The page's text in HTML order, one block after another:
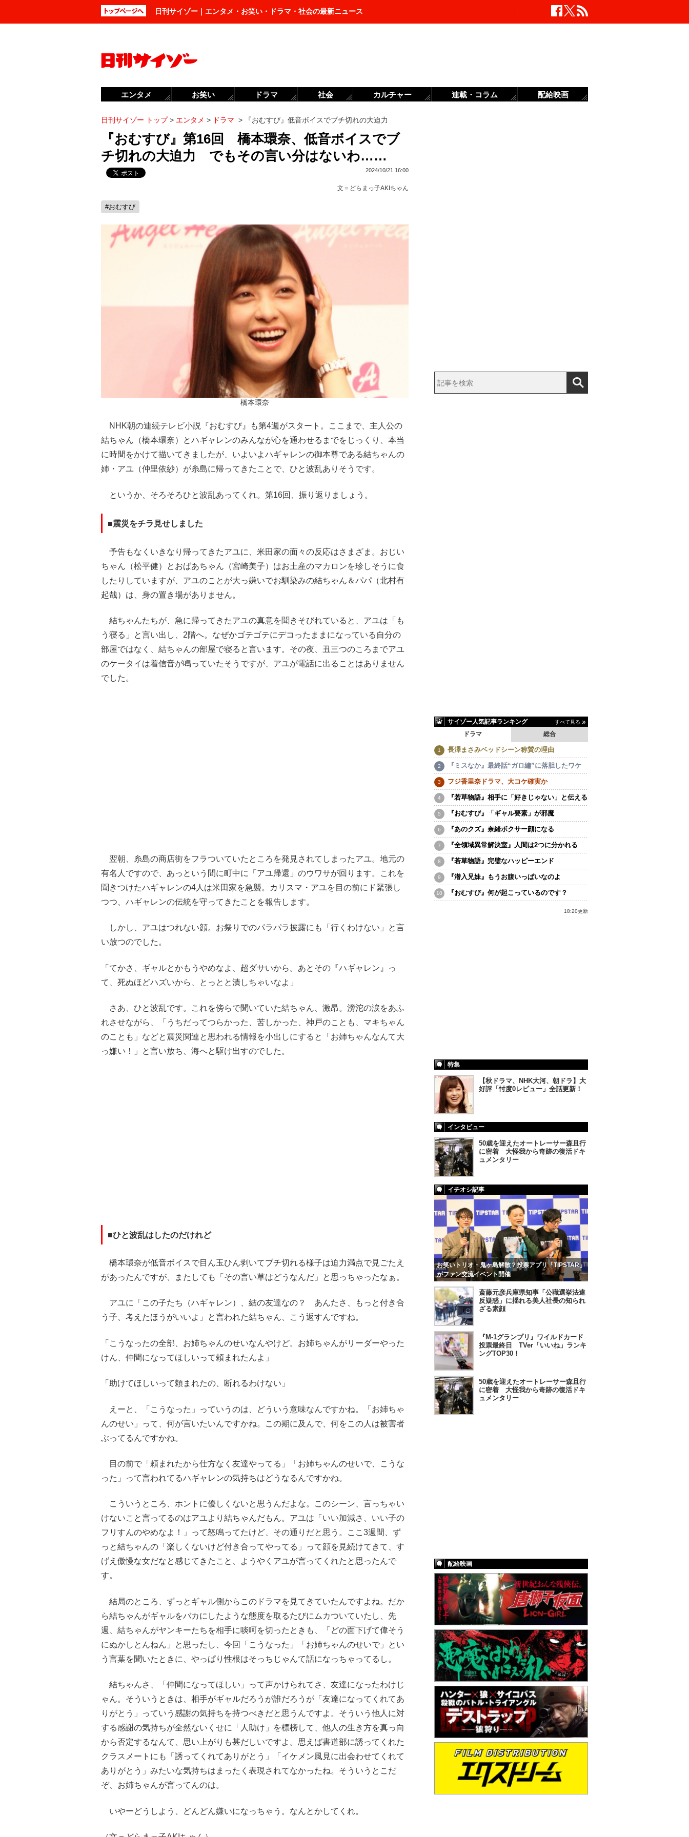
日刊サイゾー｜エンタメ・お笑い・ドラマ・社会の最新ニュース
日刊サイゾー トップ> エンタメ > ドラマ > 『おむすび』低音ボイスでブチ切れの大迫力
『おむすび』第16回 橋本環奈、低音ボイスでブ
チ切れの大迫力 でもその言い分はないわ……
2024/10/21 16:00
文＝ どらまっ子AKIちゃん
#おむすび
橋本環奈
NHK朝の連続テレビ小説『おむすび』も第4週がスタート。ここまで、主人公の
結ちゃん（橋本環奈）とハギャレンのみんなが心を通わせるまでをじっくり、本当
に時間をかけて描いてきましたが、いよいよハギャレンの御本尊である結ちゃんの
姉・アユ（仲里依紗）が糸島に帰ってきたことで、ひと波乱ありそうです。
というか、そろそろひと波乱あってくれ。第16回、振り返りましょう。
■震災をチラ見せしました
予告もなくいきなり帰ってきたアユに、米田家の面々の反応はさまざま。おじい
ちゃん（松平健）とおばあちゃん（宮崎美子）はお土産のマカロンを珍しそうに食
したりしていますが、アユのことが大っ嫌いでお馴染みの結ちゃん＆パパ（北村有
起哉）は、身の置き場がありません。
結ちゃんたちが、急に帰ってきたアユの真意を聞きそびれていると、アユは「も
う寝る」と言い出し、2階へ。なぜかゴテゴテにデコったままになっている自分の
部屋ではなく、結ちゃんの部屋で寝ると言います。その夜、丑三つのころまでアユ
のケータイは着信音が鳴っていたそうですが、アユが電話に出ることはありません
でした。
翌朝、糸島の商店街をフラついていたところを発見されてしまったアユ。地元の
有名人ですので、あっという間に町中に「アユ帰還」のウワサが回ります。これを
聞きつけたハギャレンの4人は米田家を急襲。カリスマ・アユを目の前にド緊張し
つつ、ハギャレンの伝統を守ってきたことを報告します。
しかし、アユはつれない顔。お祭りでのパラパラ披露にも「行くわけない」と言
い放つのでした。
「てかさ、ギャルとかもうやめなよ、超ダサいから。あとその『ハギャレン』っ
て、死ぬほどハズいから、とっとと潰しちゃいなよ」
さあ、ひと波乱です。これを傍らで聞いていた結ちゃん、激昂。滂沱の涙をあふ
れさせながら、「うちだってつらかった、苦しかった、神戸のことも、マキちゃん
のことも」などと震災関連と思われる情報を小出しにすると「お姉ちゃんなんて大
っ嫌い！」と言い放ち、海へと駆け出すのでした。
■ひと波乱はしたのだけれど
橋本環奈が低音ボイスで目ん玉ひん剥いてブチ切れる様子は迫力満点で見ごたえ
があったんですが、またしても「その言い草はどうなんだ」と思っちゃったなぁ。
アユに「この子たち（ハギャレン）、結の友達なの？ あんたさ、もっと付き合
う子、考えたほうがいいよ」と言われた結ちゃん、こう返すんですね。
「こうなったの全部、お姉ちゃんのせいなんやけど。お姉ちゃんがリーダーやった
けん、仲間になってほしいって頼まれたんよ」
「助けてほしいって頼まれたの、断れるわけない」
えーと、「こうなった」っていうのは、どういう意味なんですかね。「お姉ちゃ
んのせい」って、何が言いたいんですかね。この期に及んで、何をこの人は被害者
ぶってるんですかね。
目の前で「頼まれたから仕方なく友達やってる」「お姉ちゃんのせいで、こうな
った」って言われてるハギャレンの気持ちはどうなるんですかね。
こういうところ、ホントに優しくないと思うんだよな。このシーン、言っちゃい
けないこと言ってるのはアユより結ちゃんだもん。アユは「いい加減さ、いい子の
フリすんのやめなよ！」って怒鳴ってたけど、その通りだと思う。ここ3週間、ず
っと結ちゃんの「楽しくないけど付き合ってやってる」って顔を見続けてきて、す
げえ傲慢な女だなと感じてきたこと、ようやくアユが言ってくれたと思ったんで
す。
結局のところ、ずっとギャル側からこのドラマを見てきていたんですよね。だか
ら結ちゃんがギャルをバカにしたような態度を取るたびにムカついていたし、先
週、結ちゃんがヤンキーたちを相手に啖呵を切ったときも、「どの面下げて偉そう
にぬかしとんねん」と思ったし、今回「こうなった」「お姉ちゃんのせいで」とい
う言葉を聞いたときに、やっぱり性根はそっちじゃんて話になっちゃってるし。
結ちゃんさ、「仲間になってほしい」って声かけられてさ、友達になったわけじ
ゃん。そういうときは、相手がギャルだろうが誰だろうが「友達になってくれてあ
りがとう」っていう感謝の気持ちを持つべきだと思うんですよ。そういう他人に対
する感謝の気持ちが全然ないくせに「人助け」を標榜して、他人の生き方を真っ向
から否定するなんて、思い上がりも甚だしいですよ。思えば書道部に誘ってくれた
クラスメートにも「誘ってくれてありがとう」「イケメン風見に出会わせてくれて
ありがとう」みたいな気持ちはまったく表現されてなかったね。そういうとこだ
ぞ、お姉ちゃんが言ってんのは。
いやーどうしよう、どんどん嫌いになっちゃう。なんとかしてくれ。
サイゾー人気記事ランキング すべて見る
ドラマ 総合
長澤まさみベッドシーン称賛の理由
『ミスなか』最終話“ガロ編”に落胆したワケ
フジ香里奈ドラマ、大コケ確実か
『若草物語』相手に「好きじゃない」と伝える
『おむすび』「ギャル要素」が邪魔
『あのクズ』奈緒ボクサー顔になる
『全領域異常解決室』人間は2つに分かれる
『若草物語』完璧なハッピーエンド
『潜入兄妹』もうお腹いっぱいなのよ
『おむすび』何が起こっているのです？
18:20更新
特集
【秋ドラマ、NHK大河、朝ドラ】大
好評「忖度0レビュー」全話更新！
インタビュー
50歳を迎えたオートレーサー森且行
に密着 大怪我から奇跡の復活ドキ
ュメンタリー
イチオシ記事
お笑いトリオ・鬼ヶ島解散？投票アプリ「TIPSTAR」
がファン交流イベント開催
斎藤元彦兵庫県知事「公職選挙法違
反疑惑」に揺れる美人社長の知られ
ざる素顔
『M-1グランプリ』ワイルドカード
投票最終日 TVer「いいね」ランキ
ングTOP30！
50歳を迎えたオートレーサー森且行
に密着 大怪我から奇跡の復活ドキ
ュメンタリー
配給映画
エンタメ お笑い ドラマ 社会 カルチャー 連載・コラム 配給映画